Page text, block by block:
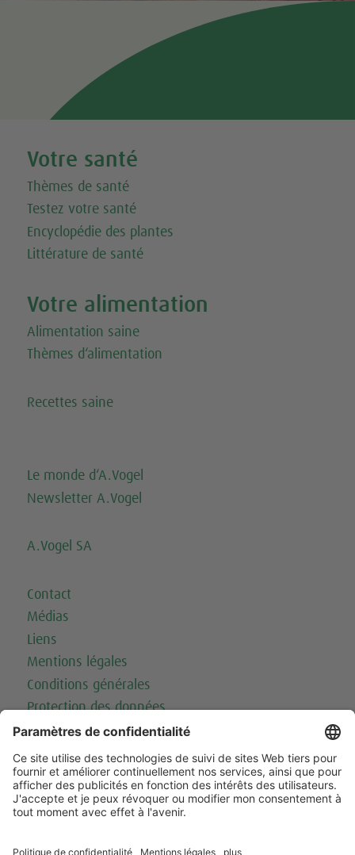
Votre santé
Thèmes de santé
Testez votre santé
Encyclopédie des plantes
Littérature de santé
Votre alimentation
Alimentation saine
Thèmes d‘alimentation
Recettes saine
Le monde d‘A.Vogel
Newsletter A.Vogel
A.Vogel SA
Contact
Médias
Liens
Mentions légales
Conditions générales
Protection des données